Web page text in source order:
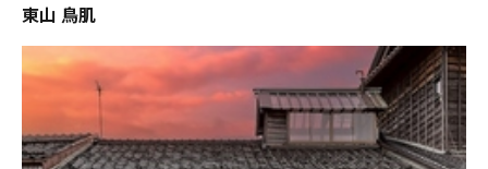
東山 鳥肌